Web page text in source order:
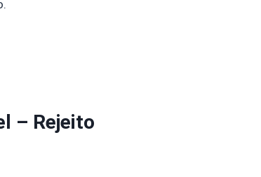
– Rejeito